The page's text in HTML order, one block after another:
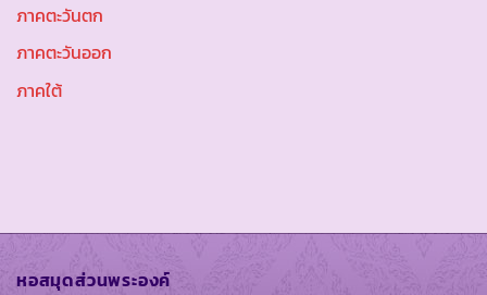
ภาคตะวันตก
ภาคตะวันออก
ภาคใต้
หอสมุดส่วนพระองค์